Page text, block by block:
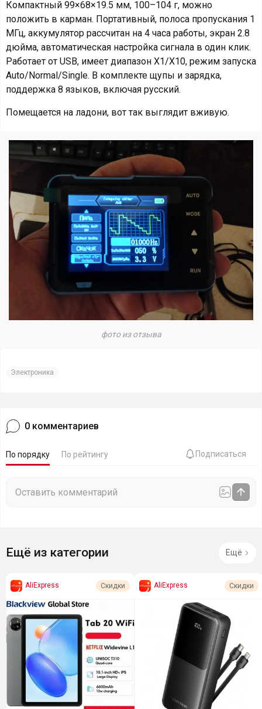
Компактный 99×68×19.5 мм, 100–104 г, можно
положить в карман. Портативный, полоса пропускания 1
МГц, аккумулятор рассчитан на 4 часа работы, экран 2.8
дюйма, автоматическая настройка сигнала в один клик.
Работает от USB, имеет диапазон X1/X10, режим запуска
Auto/Normal/Single. В комплекте щупы и зарядка,
поддержка 8 языков, включая русский.
Помещается на ладони, вот так выглядит вживую.
фото из отзыва
Электроника
0 комментариев
По порядку По рейтингу Подписаться
Ещё из категории Ещё
AliExpress Скидки AliExpress Скидки